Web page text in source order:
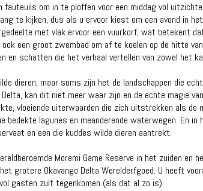
om in te ploffen voor een middag vol
te kijken, dus als u ervoor kiest om een ​​avond in
met vlak ervoor een vuurkorf, wat betekent
een groot zwembad om af te koelen op de hitte
en schatten die het verhaal vertellen van zowel het
dieren, maar soms zijn het de landschappen die
Delta, kan dit niet meer waar zijn en de echte magie
vloeiende uiterwaarden die zich uitstrekken als de
bedekte lagunes en meanderende waterwegen. En
en een die kuddes wilde dieren aantrekt.
Moremi Game Reserve in het zuiden en
grotere Okavango Delta Werelderfgoed. U heeft
gasten zult tegenkomen (als dat al zo is).